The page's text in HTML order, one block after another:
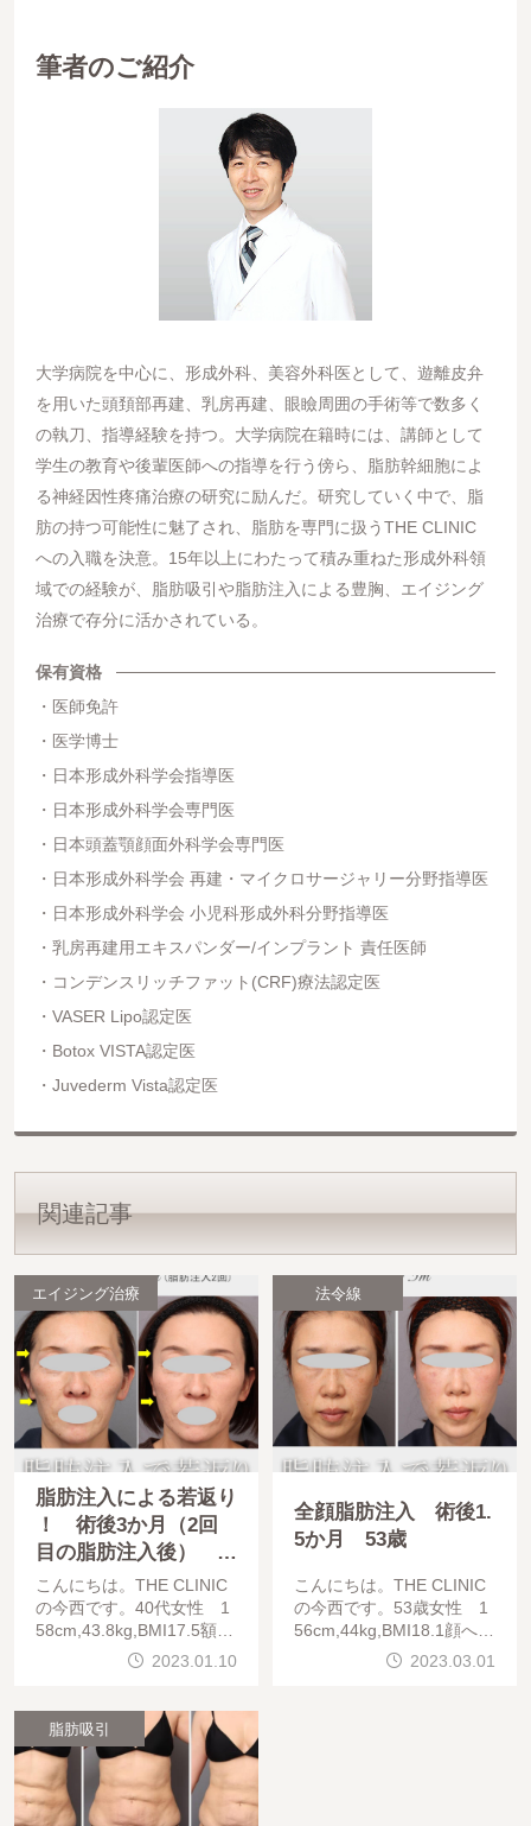
筆者のご紹介
大学病院を中心に、形成外科、美容外科医として、遊離皮弁
を用いた頭頚部再建、乳房再建、眼瞼周囲の手術等で数多く
の執刀、指導経験を持つ。大学病院在籍時には、講師として
学生の教育や後輩医師への指導を行う傍ら、脂肪幹細胞によ
る神経因性疼痛治療の研究に励んだ。研究していく中で、脂
肪の持つ可能性に魅了され、脂肪を専門に扱うTHE CLINIC
への入職を決意。15年以上にわたって積み重ねた形成外科領
域での経験が、脂肪吸引や脂肪注入による豊胸、エイジング
治療で存分に活かされている。
保有資格
医師免許
医学博士
日本形成外科学会指導医
日本形成外科学会専門医
日本頭蓋顎顔面外科学会専門医
日本形成外科学会 再建・マイクロサージャリー分野指導医
日本形成外科学会 小児科形成外科分野指導医
乳房再建用エキスパンダー/インプラント 責任医師
コンデンスリッチファット(CRF)療法認定医
VASER Lipo認定医
Botox VISTA認定医
Juvederm Vista認定医
関連記事
エイジング治療
脂肪注入による若返り
！ 術後3か月（2回
目の脂肪注入後） 4
7歳
こんにちは。THE CLINIC
の今西です。40代女性 1
58cm,43.8kg,BMI17.5額、
こめかみ、中顔面（当院で
2023.01.10
法令線
全顔脂肪注入 術後1.
5か月 53歳
こんにちは。THE CLINIC
の今西です。53歳女性 1
56cm,44kg,BMI18.1顔への
脂肪注入（額、こめかみ、
2023.03.01
脂肪吸引